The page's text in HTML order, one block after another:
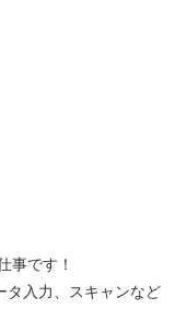
事です！
タ入力、スキャンなど